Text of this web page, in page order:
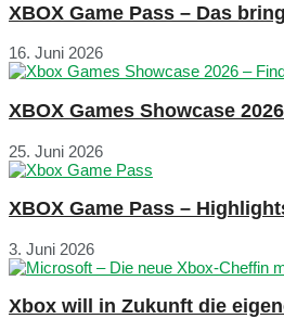
XBOX Game Pass – Das
16. Juni 2026
XBOX Games Showcase
25. Juni 2026
XBOX Game Pass –
3. Juni 2026
Xbox will in Zukunft die